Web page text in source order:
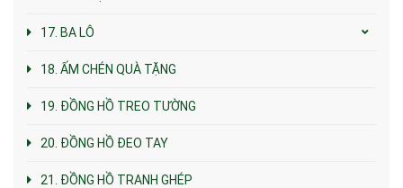
17. BA LÔ
18. ẤM CHÉN QUÀ TẶNG
19. ĐỒNG HỒ TREO TƯỜNG
20. ĐỒNG HỒ ĐEO TAY
21. ĐỒNG HỒ TRANH GHÉP